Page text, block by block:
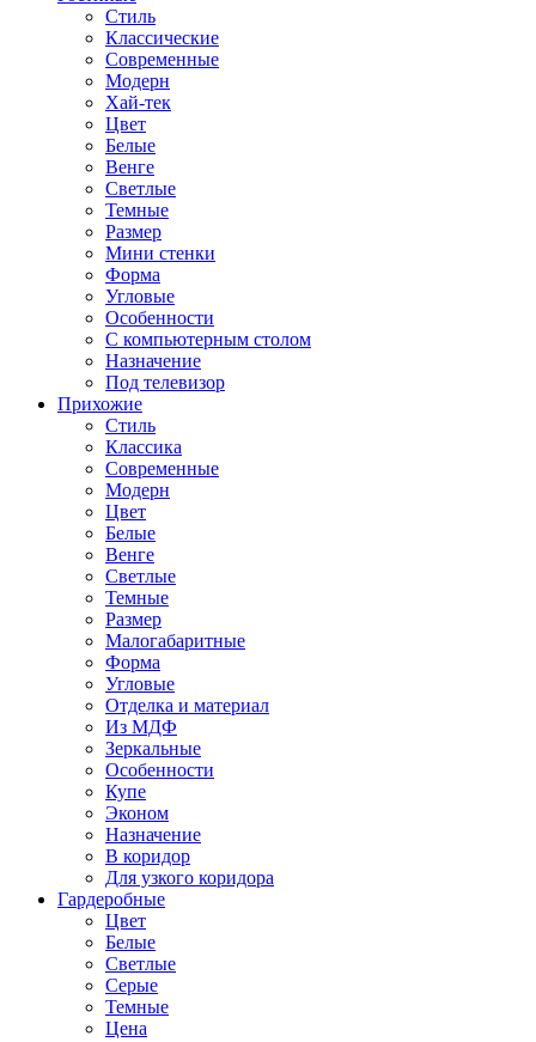
Стиль
Классические
Современные
Модерн
Хай-тек
Цвет
Белые
Венге
Светлые
Темные
Размер
Мини стенки
Форма
Угловые
Особенности
С компьютерным столом
Назначение
Под телевизор
Прихожие
Стиль
Классика
Современные
Модерн
Цвет
Белые
Венге
Светлые
Темные
Размер
Малогабаритные
Форма
Угловые
Отделка и материал
Из МДФ
Зеркальные
Особенности
Купе
Эконом
Назначение
В коридор
Для узкого коридора
Гардеробные
Цвет
Белые
Светлые
Серые
Темные
Цена